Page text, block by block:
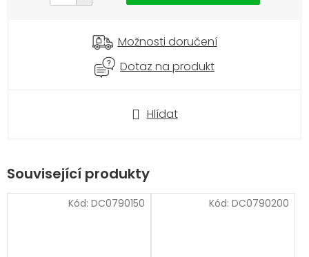
Hlídat
Možnosti doručení
Dotaz na produkt
Související produkty
Kód: DC0790150 Kód: DC0790200